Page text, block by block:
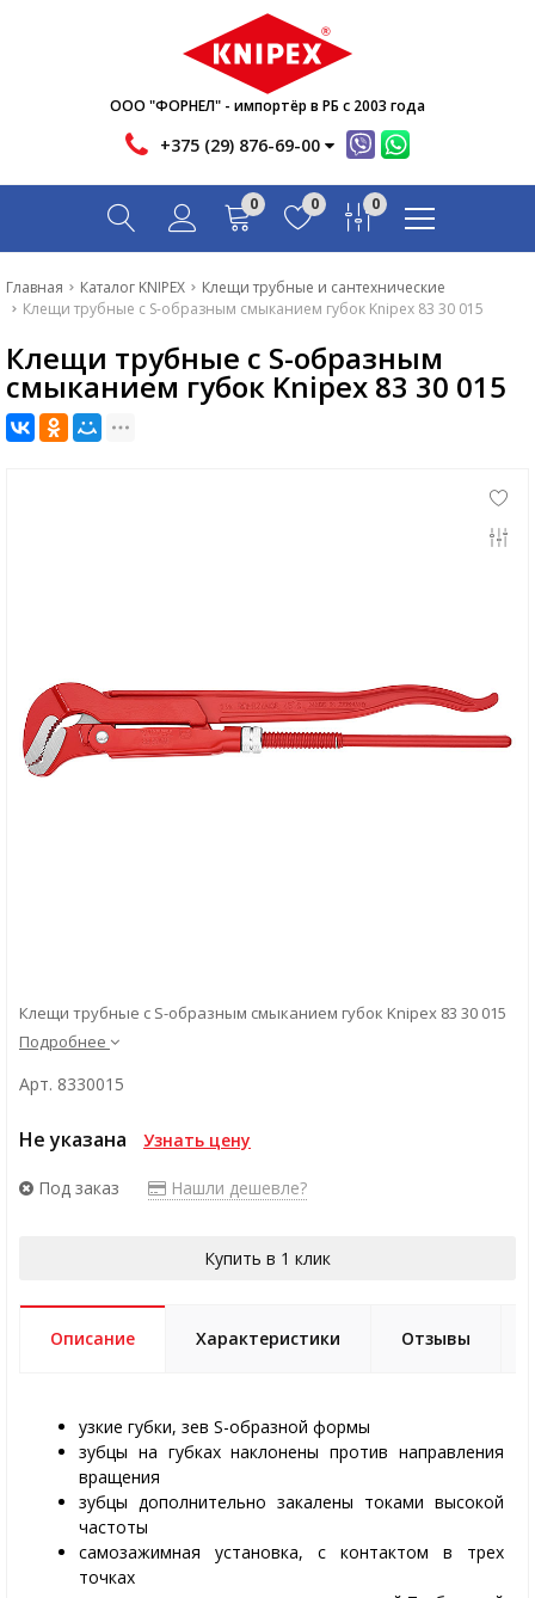
ООО "ФОРНЕЛ" - импортёр в РБ с 2003 года
+375 (29) 876-69-00
Главная
Новости
0 0 0
Главная Каталог KNIPEX
Клещи трубные и сантехнические
Клещи трубные с S-образным смыканием губок Knipex 83 30 015
Клещи трубные с S-образным
смыканием губок Knipex 83 30 015
Клещи трубные с S-образным смыканием губок Knipex 83 30 015
Подробнее
Арт. 8330015
Не указана Узнать цену
Под заказ Нашли дешевле?
Купить в 1 клик
Описание Характеристики Отзывы
узкие губки, зев S-образной формы
зубцы на губках наклонены против направления
вращения
зубцы дополнительно закалены токами высокой
частоты
самозажимная установка, с контактом в трех
точках
Новости
Акции
Инфо
Контакты
Вопрос-ответ